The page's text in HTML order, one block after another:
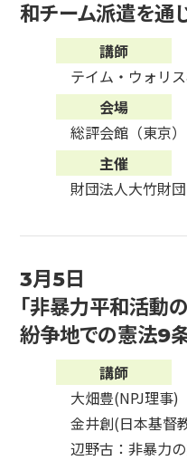
和チーム派遣を通じ
講師
テイム・ウォリ
会場
総評会館（東京）
主催
財団法人大竹財団
3月5日
「非暴力平和活動
紛争地での憲法9
講師
大畑豊(NPJ理事)
金井創(日本基督
辺野古：非暴力